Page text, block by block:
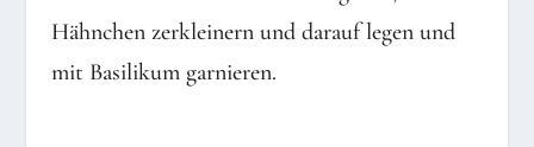
Hähnchen zerkleinern und darauf legen und
mit Basilikum garnieren.